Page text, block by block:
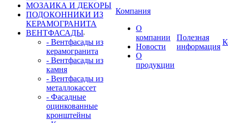
МОЗАИКА И ДЕКОРЫ
ПОДОКОННИКИ ИЗ
КЕРАМОГРАНИТА
ВЕНТФАСАДЫ
- Вентфасады из
керамогранита
- Вентфасады из
камня
- Вентфасады из
металлокассет
- Фасадные
оцинкованные
кронштейны
Компания
О
компании
Новости
О
продукции
Полезная
информация